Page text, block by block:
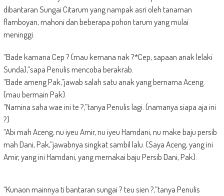
dibantaran Sungai Citarum yang nampak asri oleh tanaman
flamboyan, mahoni dan beberapa pohon tarum yang mulai
meninggi.
“Bade kamana Cep ? (mau kemana nak ?*Cep, sapaan anak lelaki
Sunda),”sapa Penulis mencoba berakrab.
“Bade ameng Pak,”jawab salah satu anak yang bernama Aceng.
(mau bermain Pak).
“Namina saha wae ini te ?,”tanya Penulis lagi. (namanya siapa aja ini
?)
“Abi mah Aceng, nu iyeu Amir, nu iyeu Hamdani, nu make baju persib
mah Dani, Pak,”jawabnya singkat sambil lalu. (Saya Aceng, yang ini
Amir, yang ini Hamdani, yang memakai baju Persib Dani, Pak).
“Kunaon mainnya ti bantaran sungai ? teu sien ?,”tanya Penulis